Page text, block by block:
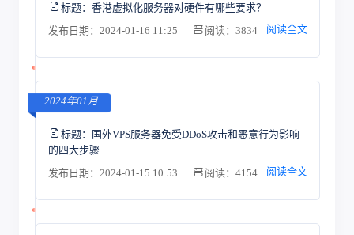
标题： 香港虚拟化服务器对硬件有哪些要求？
发布日期：2024-01-16 11:25
阅读：3834 阅读全文
2024年01月
标题： 国外VPS服务器免受DDoS攻击和恶意行为影响
的四大步骤
发布日期：2024-01-15 10:53
阅读：4154 阅读全文